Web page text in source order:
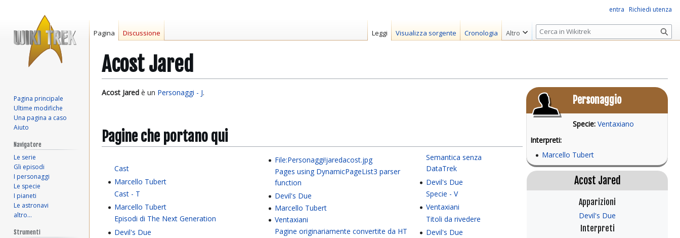
Acost Jared
Vai
Vai
Personaggio
Specie: Ventaxiano
Interpreti:
Marcello Tubert
Acost Jared
Apparizioni
Devil's Due
Interpreti
Acost Jared è un Personaggi - J.
Pagine che portano qui
Cast
Marcello Tubert
Cast - T
Marcello Tubert
Episodi di The Next Generation
Devil's Due
File:Personaggi!jaredacost.jpg
Pages using DynamicPageList3 parser
function
Devil's Due
Marcello Tubert
Ventaxiani
Pagine originariamente convertite da HT
Semantica senza
DataTrek
Devil's Due
Specie - V
Ventaxiani
Titoli da rivedere
Devil's Due
entra Richiedi utenza
Pagina Discussione Leggi Visualizza sorgente Cronologia Altro
R
i
r
c
a
Pagina principale
Ultime modifiche
Una pagina a caso
Aiuto
Navigatore
Le serie
Gli episodi
I personaggi
Le specie
I pianeti
Le astronavi
altro…
Strumenti